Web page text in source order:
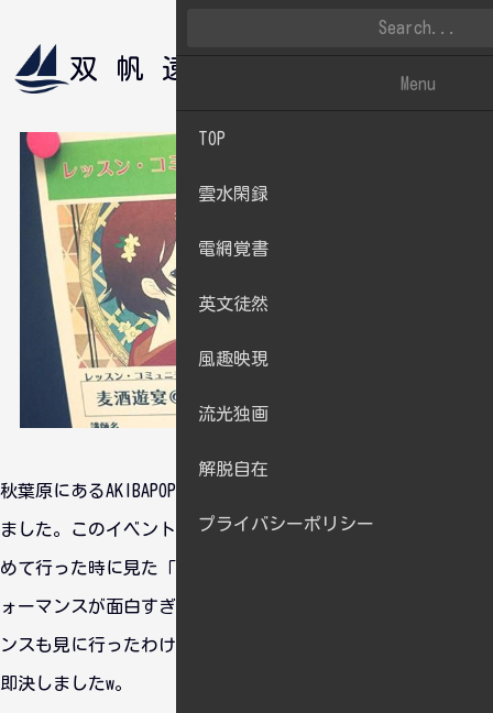
双帆遠影
秋葉原にあるAKIBAPOP:DOJOで開催された麦酒夜宴に行ってき
ました。このイベントに参加するのはこれが２回目ですね。初
めて行った時に見た「堕武者グラインド」というバンドのパフ
ォーマンスが面白すぎて、そのあとデザフェスでのパフォーマ
ンスも見に行ったわけですが、そんな彼らが出演すると聞いて
即決しましたw。
Menu
TOP
雲水閑録
電網覚書
英文徒然
風趣映現
流光独画
解脱自在
プライバシーポリシー